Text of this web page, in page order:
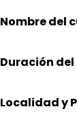
Nombre del
Duración del
Localidad y